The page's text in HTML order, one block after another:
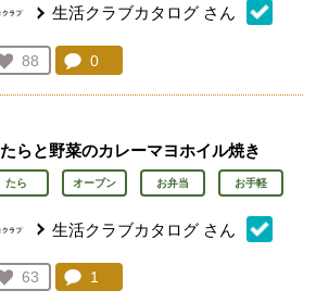
生活クラブカタログ さん
お気に入り登録：
88
人が登録
コメント：
0
たらと野菜のカレーマヨホイル焼き
たら オーブン お弁当 お手軽
生活クラブカタログ さん
お気に入り登録：
63
人が登録
コメント：
1